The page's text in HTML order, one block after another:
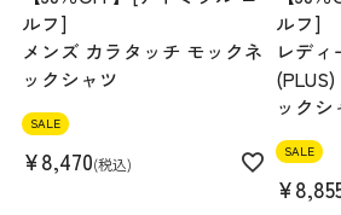
ルフ]
メンズ カラタッチ モックネ
ックシャツ
SALE
¥8,470 税込
ルフ]
レデ
ックシ
SALE
¥